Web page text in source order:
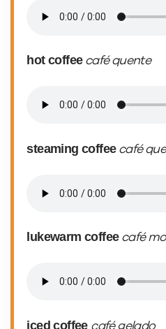
hot coffee café quente
steaming coffee café
lukewarm coffee café
iced coffee café gelado